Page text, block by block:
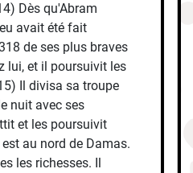
Dès qu'Abram
avait été fait
de ses plus braves
lui, et il poursuivit les
Il divisa sa troupe
nuit avec ses
et les poursuivit
au nord de Damas.
les richesses. Il